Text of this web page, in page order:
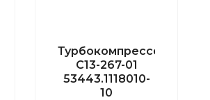
Турбокомпрессор
С13-267-01
53443.1118010-
10